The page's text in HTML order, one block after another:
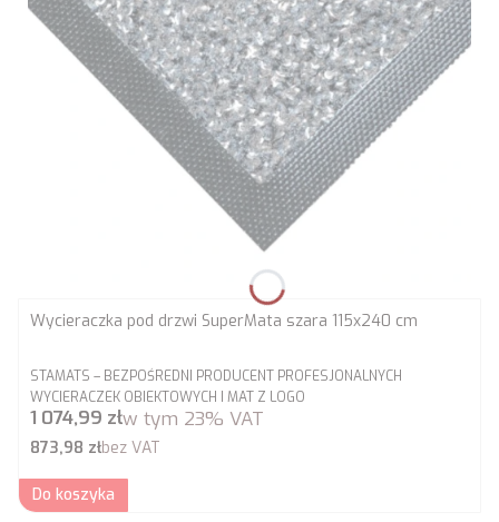
Wycieraczka pod drzwi SuperMata szara 115x240 cm
PRODUCENT
STAMATS – BEZPOŚREDNI PRODUCENT PROFESJONALNYCH
WYCIERACZEK OBIEKTOWYCH I MAT Z LOGO
Cena brutto
1 074,99 złw tym 23% VAT
Cena netto
873,98 złbez VAT
Do koszyka